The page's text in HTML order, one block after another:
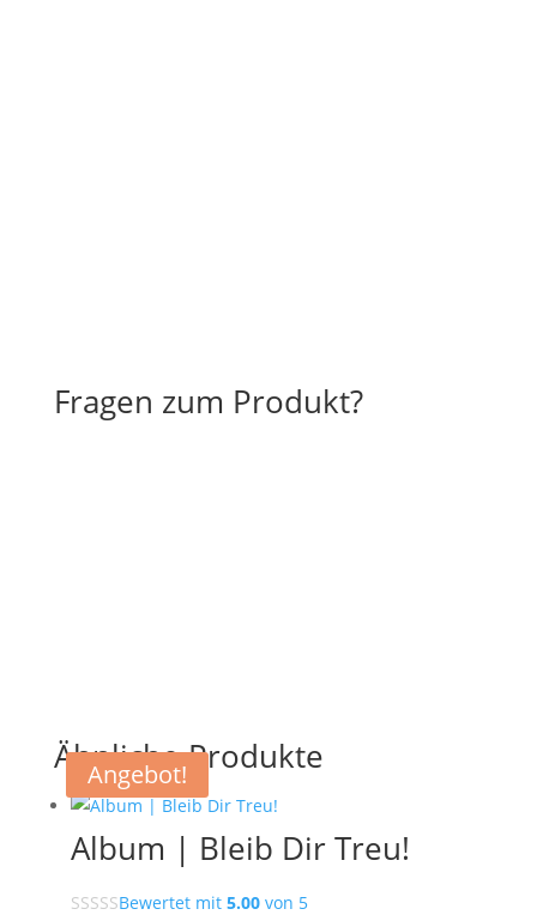
Fragen zum Produkt?
Ähnliche Produkte
Angebot!
Album | Bleib Dir Treu!
Bewertet mit 5.00von 5